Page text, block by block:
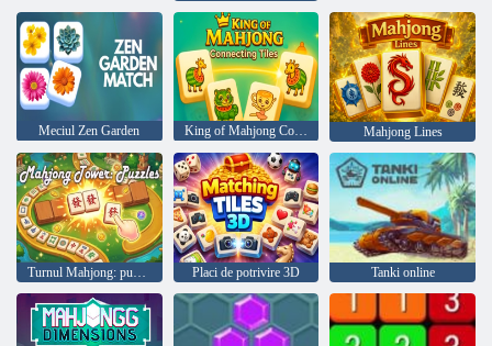
Meciul Zen Garden King of Mahjong Connecting Tiles Mahjong Lines
Turnul Mahjong: puzzle-uri Placi de potrivire 3D Tanki online